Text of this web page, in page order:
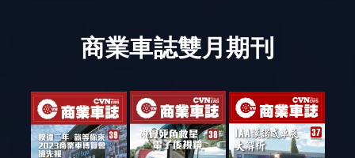
商業車誌雙月期刊